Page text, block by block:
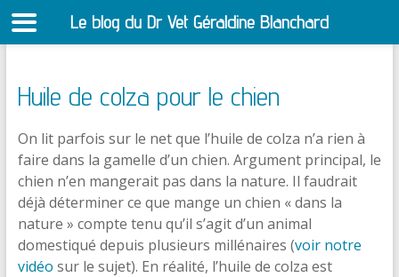
Huile de colza pour le chien
On lit parfois sur le net que l’huile de colza n’a rien à
faire dans la gamelle d’un chien. Argument principal, le
chien n’en mangerait pas dans la nature. Il faudrait
déjà déterminer ce que mange un chien « dans la
nature » compte tenu qu’il s’agit d’un animal
domestiqué depuis plusieurs millénaires (voir notre
vidéo sur le sujet). En réalité, l’huile de colza est
Le blog du Dr Vet Géraldine Blanchard